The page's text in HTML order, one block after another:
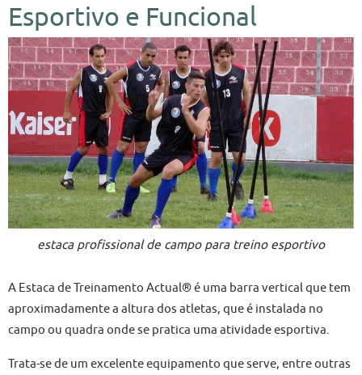
Esportivo e Funcional
estaca profissional de campo para treino esportivo
A Estaca de Treinamento Actual® é uma barra vertical que tem
aproximadamente a altura dos atletas, que é instalada no
campo ou quadra onde se pratica uma atividade esportiva.
Trata-se de um excelente equipamento que serve, entre outras